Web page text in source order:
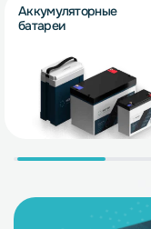
Аккумуляторные
батареи